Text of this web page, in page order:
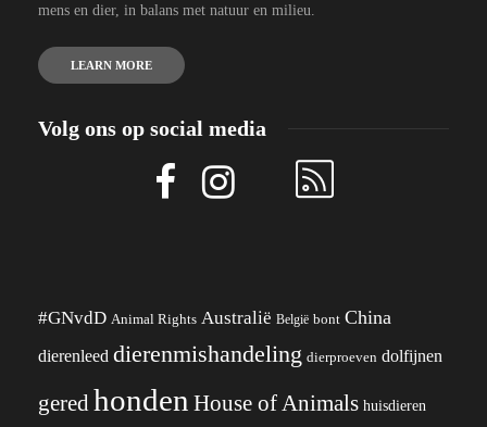
mens en dier, in balans met natuur en milieu.
LEARN MORE
Volg ons op social media
#GNvdD Animal Rights Australië België bont China
dierenleed dierenmishandeling dierproeven dolfijnen
gered honden House of Animals huisdieren